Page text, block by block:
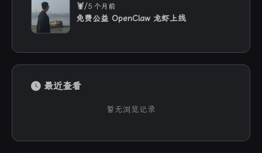
🦞/5 个月前
免费公益 OpenClaw 龙虾上线
最近查看
暂无浏览记录